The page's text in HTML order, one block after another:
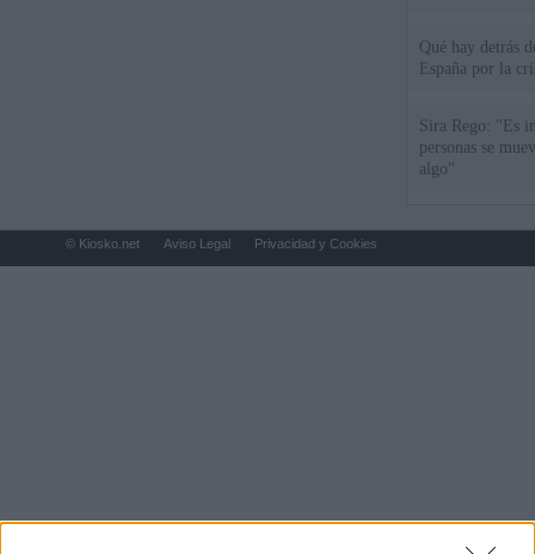
Qué hay detrás
España por la
Sira Rego: "Es
personas se
algo"
© Kiosko.net Aviso Legal Privacidad y Cookies